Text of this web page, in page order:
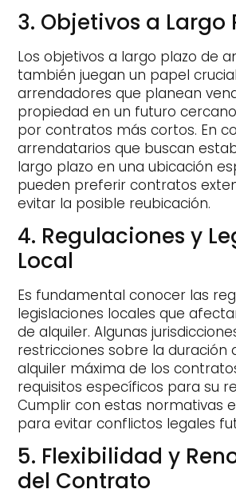
3. Objetivos a Largo
Los objetivos a largo plazo de
también juegan un papel
arrendadores que planean
propiedad en un futuro
por contratos más cortos. En
arrendatarios que buscan
largo plazo en una ubicación
pueden preferir contratos
evitar la posible reubicación.
4. Regulaciones y
Local
Es fundamental conocer las
legislaciones locales que
de alquiler. Algunas
restricciones sobre la duración
alquiler máxima de los
requisitos específicos para su
Cumplir con estas normativas
para evitar conflictos legales
5. Flexibilidad y
del Contrato